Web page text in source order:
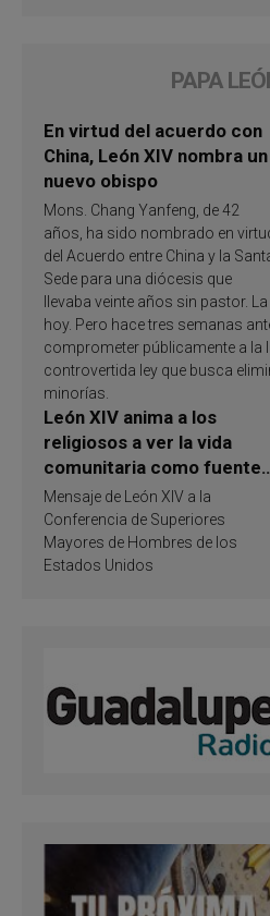
PAPA
En virtud del acuerdo con
China, León XIV nombra un
nuevo obispo
Mons. Chang Yanfeng, de 42
años, ha sido nombrado en
del Acuerdo entre China y la
Sede para una diócesis que
llevaba veinte años sin pastor.
hoy. Pero hace tres semanas
comprometer públicamente a la
controvertida ley que busca
minorías.
León XIV anima a los
religiosos a ver la vida
comunitaria como fuente
de inspiración y
santificación
Mensaje de León XIV a la
Conferencia de Superiores
Mayores de Hombres de los
Estados Unidos